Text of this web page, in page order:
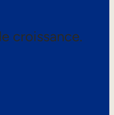
croissance.